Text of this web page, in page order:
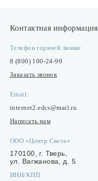
Контактная информация
Телефон горячей линии:
8 (800) 100-24-99
Заказать звонок
Email:
internet2.edcs@mail.ru
Написать нам
ООО «Центр Света»
170100, г. Тверь,
ул. Вагжанова, д. 5
ИНН/КПП